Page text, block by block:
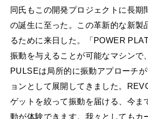
同氏もこの開発プロジェクトに長期
の誕生に至った。この革新的な新製
るために来日した。「POWER
振動を与えることが可能なマシンで
PULSEは局所的に振動アプローチ
ョンとして展開してきました。
ゲットを絞って振動を届ける、今ま
動が体験できます。我々としてもカ